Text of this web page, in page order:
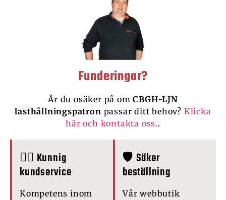
Funderingar?
Är du osäker på om CBGH-LJN
lasthållningspatron passar ditt behov? Klicka
här och kontakta oss..
🙋‍♂️ Kunnig
kundservice
Kompetens inom
🛡️ Säker
beställning
Vår webbutik